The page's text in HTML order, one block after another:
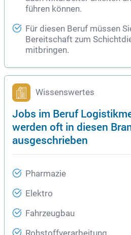
führen können.
Für diesen Beruf müssen
Bereitschaft zum
mitbringen.
Wissenswertes
Jobs im Beruf
werden oft in diesen
ausgeschrieben
Pharmazie
Elektro
Fahrzeugbau